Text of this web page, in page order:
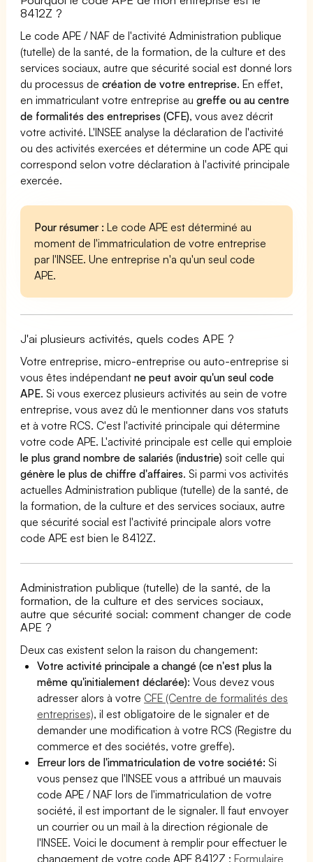
8412Z ?
Le code APE / NAF de l'activité Administration publique
(tutelle) de la santé, de la formation, de la culture et des
services sociaux, autre que sécurité social est donné lors
du processus decréation de votre entreprise. En effet,
en immatriculant votre entreprise augreffe ou au centre
de formalités des entreprises (CFE), vous avez décrit
votre activité. L'INSEE analyse la déclaration de l'activité
ou des activités exercées et détermine un code APE qui
correspond selon votre déclaration à l'activité principale
exercée.
Pour résumer : Le code APE est déterminé au
moment de l'immatriculation de votre entreprise
par l'INSEE. Une entreprise n'a qu'un seul code
APE.
J'ai plusieurs activités, quels codes APE ?
Votre entreprise, micro-entreprise ou auto-entreprise si
vous êtes indépendantne peut avoir qu'un seul code
APE. Si vous exercez plusieurs activités au sein de votre
entreprise, vous avez dû le mentionner dans vos statuts
et à votre RCS. C'est l'activité principale qui détermine
votre code APE. L'activité principale est celle qui emploie
le plus grand nombre de salariés (industrie) soit celle qui
génère le plus de chiffre d'affaires. Si parmi vos activités
actuelles Administration publique (tutelle) de la santé, de
la formation, de la culture et des services sociaux, autre
que sécurité social est l'activité principale alors votre
code APE est bien le 8412Z.
Administration publique (tutelle) de la santé, de la
formation, de la culture et des services sociaux,
autre que sécurité social: comment changer de code
APE ?
Deux cas existent selon la raison du changement:
Votre activité principale a changé (ce n'est plus la
même qu'initialement déclarée): Vous devez vous
adresser alors à votre CFE (Centre de formalités des
entreprises), il est obligatoire de le signaler et de
demander une modification à votre RCS (Registre du
commerce et des sociétés, votre greffe).
Erreur lors de l'immatriculation de votre société:Si
vous pensez que l'INSEE vous a attribué un mauvais
code APE / NAF lors de l'immatriculation de votre
société, il est important de le signaler. Il faut envoyer
un courrier ou un mail à la direction régionale de
l'INSEE. Voici le document à remplir pour effectuer le
changement de votre code APE 8412Z :Formulaire